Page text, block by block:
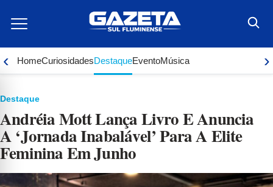
para
conteúdo
‹ HomeCuriosidadesDestaqueEventoMúsica ›
Destaque
Andréia Mott Lança Livro E Anuncia
A ‘Jornada Inabalável’ Para A Elite
Feminina Em Junho